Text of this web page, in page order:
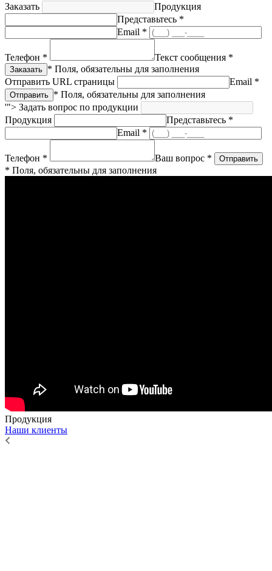
Заказать
Продукция
Представьтесь *
Email *
Телефон *
Текст сообщения *
* Поля, обязательны для заполнения
Отправить URL страницы
Email *
* Поля, обязательны для заполнения
'"> Задать вопрос по продукции
Продукция
Представьтесь *
Email *
Телефон *
Ваш вопрос *
* Поля, обязательны для заполнения
Продукция
Наши клиенты